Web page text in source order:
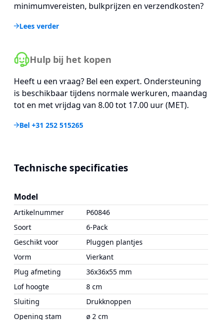
minimumvereisten, bulkprijzen en verzendkosten?
Lees verder
Hulp bij het kopen
Heeft u een vraag? Bel een expert. Ondersteuning
is beschikbaar tijdens normale werkuren, maandag
tot en met vrijdag van 8.00 tot 17.00 uur (MET).
Bel +31 252 515265
Technische specificaties
Model
Artikelnummer
P60846
Soort
6-Pack
Geschikt voor
Pluggen plantjes
Vorm
Vierkant
Plug afmeting
36x36x55 mm
Lof hoogte
8 cm
Sluiting
Drukknoppen
Opening stam
ø 2 cm